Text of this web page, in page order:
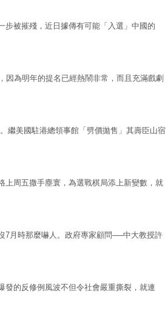
步被摧殘，近日據傳有可能「入選」中國的
因為明年的提名已經熱鬧非常，而且充滿戲劇
繼美國駐港總領事館「劈價拋售」其壽臣山宿
上周五撒手塵寰，為選戰棋局添上新變數，就
7月時那麼嚇人。政府專家顧問──中大教授許
發的反修例風波不但令社會嚴重撕裂，就連